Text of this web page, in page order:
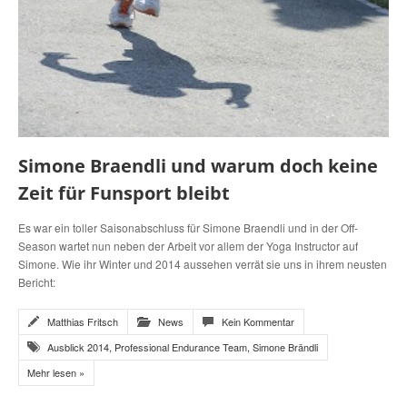
Simone Braendli und warum doch keine
Zeit für Funsport bleibt
Es war ein toller Saisonabschluss für Simone Braendli und in der Off-
Season wartet nun neben der Arbeit vor allem der Yoga Instructor auf
Simone. Wie ihr Winter und 2014 aussehen verrät sie uns in ihrem neusten
Bericht:
Matthias Fritsch News
Kein Kommentar
Ausblick 2014, Professional Endurance Team, Simone Brändli
Mehr lesen »